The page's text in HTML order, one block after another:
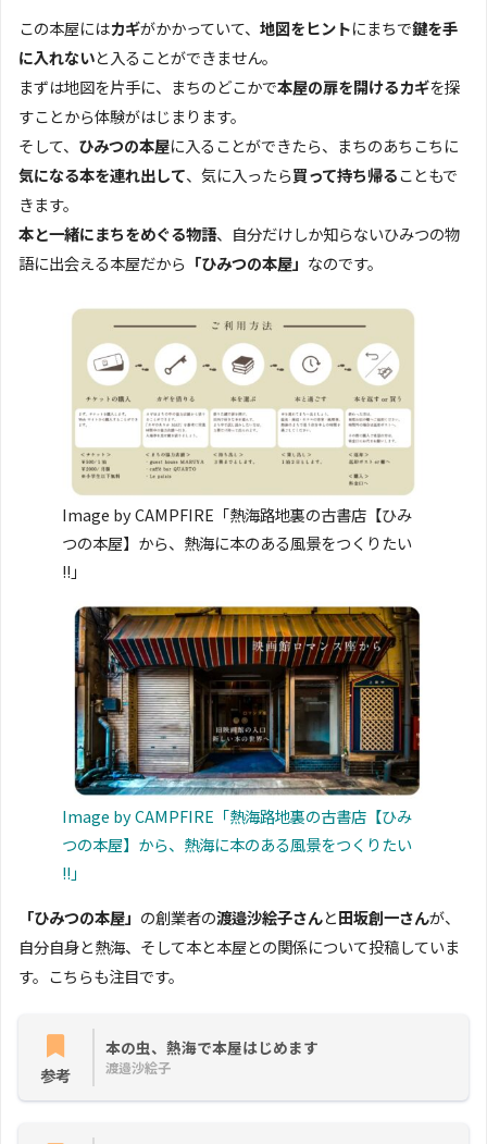
この本屋にはカギがかかっていて、 地図をヒントにまちで鍵を手
に入れないと入ることができません。
まずは地図を片手に、まちのどこかで本屋の扉を開けるカギを探
すことから体験がはじまります。
そして、 ひみつの本屋に入ることができたら、まちのあちこちに
気になる本を連れ出して、気に入ったら買って持ち帰ることもで
きます。
本と一緒にまちをめぐる物語、自分だけしか知らないひみつの物
語に出会える本屋だから 「ひみつの本屋」 なのです。
Image by CAMPFIRE「熱海路地裏の古書店【ひみ
つの本屋】から、熱海に本のある風景をつくりたい
!!」
Image by CAMPFIRE「熱海路地裏の古書店【ひみ
つの本屋】から、熱海に本のある風景をつくりたい
!!」
「ひみつの本屋」 の創業者の渡邉沙絵子さんと田坂創一さんが、
自分自身と熱海、そして本と本屋との関係について投稿していま
す。こちらも注目です。
参考
本の虫、熱海で本屋はじめます
渡邉沙絵子